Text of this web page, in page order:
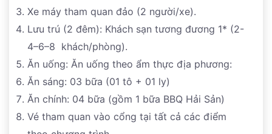
Xe máy tham quan đảo (2 người/xe).
Lưu trú (2 đêm): Khách sạn tương đương 1* (2-
4–6–8 khách/phòng).
Ăn uống: Ăn uống theo ẩm thực địa phương:
Ăn sáng: 03 bữa (01 tô + 01 ly)
Ăn chính: 04 bữa (gồm 1 bữa BBQ Hải Sản)
Vé tham quan vào cổng tại tất cả các điểm